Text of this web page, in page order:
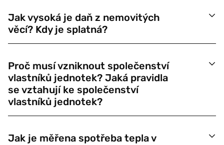
Jak vysoká je daň z nemovitých
věcí? Kdy je splatná?
Proč musí vzniknout společenství
vlastníků jednotek? Jaká pravidla
se vztahují ke společenství
vlastníků jednotek?
Jak je měřena spotřeba tepla v